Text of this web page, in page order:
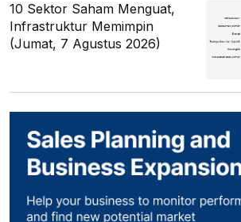
10 Sektor Saham Menguat,
Infrastruktur Memimpin
(Jumat, 7 Agustus 2026)